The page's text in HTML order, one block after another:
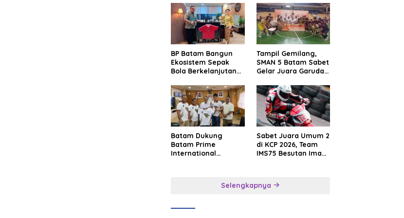
BP Batam Bangun
Ekosistem Sepak
Bola Berkelanjutan
Premier FC
Tampil Gemilang,
SMAN 5 Batam Sabet
Gelar Juara Garuda
2026
Batam Dukung
Batam Prime
International
Indonesia–
Sabet Juara Umum 2
di KCP 2026, Team
IMS75 Besutan Iman
Selengkapnya